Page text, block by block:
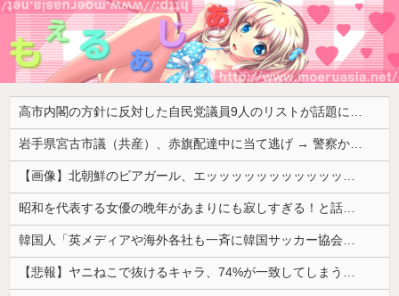
高市内閣の方針に反対した自民党議員9人のリストが話題に、「岩屋はどこへ行った？」との指摘もあるが……
岩手県宮古市議（共産）、赤旗配達中に当て逃げ → 警察から連絡が来て宮古署を訪れ事情聴取
【画像】北朝鮮のビアガール、エッッッッッッッッッッッッッッッッッ！
昭和を代表する女優の晩年があまりにも寂しすぎる！と話題に、自身の子供を餓死する寸前までネグレクトした挙句……
韓国人「英メディアや海外各社も一斉に韓国サッカー協会を巡る過去の不祥事を報道！」→「国際的な信用失墜の危機‥」
【悲報】ヤニねこで抜けるキャラ、74%が一致してしまうｗｗｗｗｗ